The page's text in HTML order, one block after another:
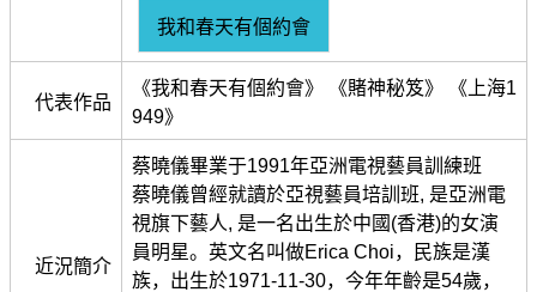
我和春天有個約會
代表作品
《我和春天有個約會》 《賭神秘笈》 《上海1
949》
近況簡介
蔡曉儀畢業于1991年亞洲電視藝員訓練班
蔡曉儀曾經就讀於亞視藝員培訓班, 是亞洲電
視旗下藝人, 是一名出生於中國(香港)的女演
員明星。英文名叫做Erica Choi，民族是漢
族，出生於1971-11-30，今年年齡是54歲，